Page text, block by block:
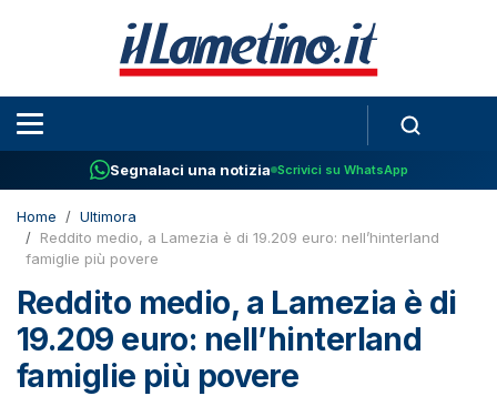
Segnalaci una notizia Scrivici su WhatsApp
Home
Ultimora
Reddito medio, a Lamezia è di 19.209 euro: nell’hinterland
famiglie più povere
Reddito medio, a Lamezia è di
19.209 euro: nell’hinterland
famiglie più povere